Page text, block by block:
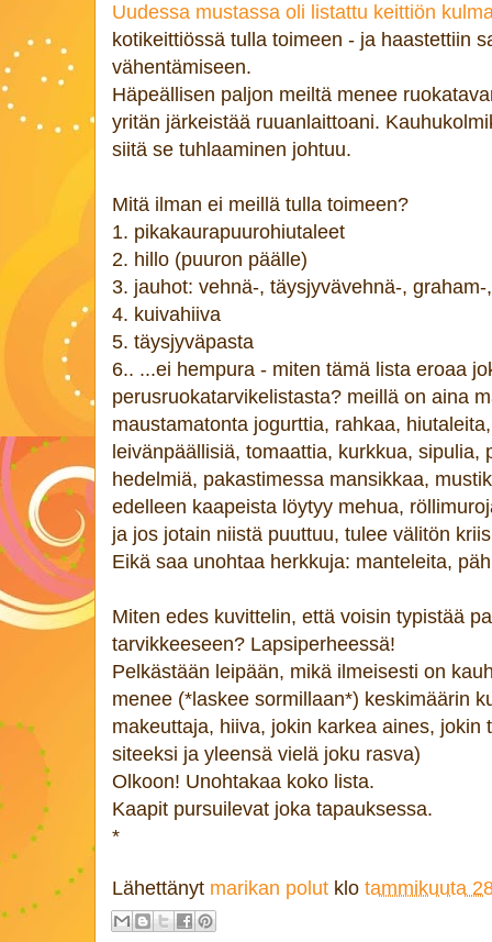
Uudessa mustassa oli listattu keittiön
kotikeittiössä tulla toimeen - ja haastettiin
vähentämiseen.
Häpeällisen paljon meiltä menee
yritän järkeistää ruuanlaittoani.
siitä se tuhlaaminen johtuu.
Mitä ilman ei meillä tulla toimeen?
1. pikakaurapuurohiutaleet
2. hillo (puuron päälle)
3. jauhot: vehnä-, täysjyvävehnä-, graham-
4. kuivahiiva
5. täysjyväpasta
6.. ...ei hempura - miten tämä lista eroaa
perusruokatarvikelistasta? meillä on aina
maustamatonta jogurttia, rahkaa,
leivänpäällisiä, tomaattia, kurkkua, sipulia,
hedelmiä, pakastimessa mansikkaa,
edelleen kaapeista löytyy mehua,
ja jos jotain niistä puuttuu, tulee välitön
Eikä saa unohtaa herkkuja: manteleita,
Miten edes kuvittelin, että voisin typistää
tarvikkeeseen? Lapsiperheessä!
Pelkästään leipään, mikä ilmeisesti on
menee (*laskee sormillaan*) keskimäärin
makeuttaja, hiiva, jokin karkea aines, jokin
siteeksi ja yleensä vielä joku rasva)
Olkoon! Unohtakaa koko lista.
Kaapit pursuilevat joka tapauksessa.
*
Lähettänyt marikan polut klo tammikuuta